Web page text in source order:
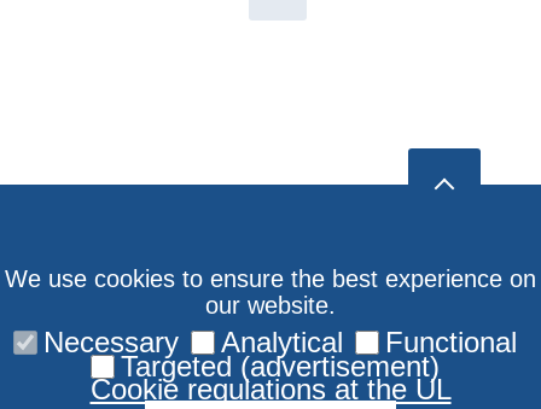
We use cookies to ensure the best experience on
our website.
Necessary Analytical Functional
Targeted (advertisement)
Cookie regulations at the UL